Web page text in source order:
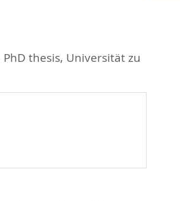
PhD thesis, Universität zu